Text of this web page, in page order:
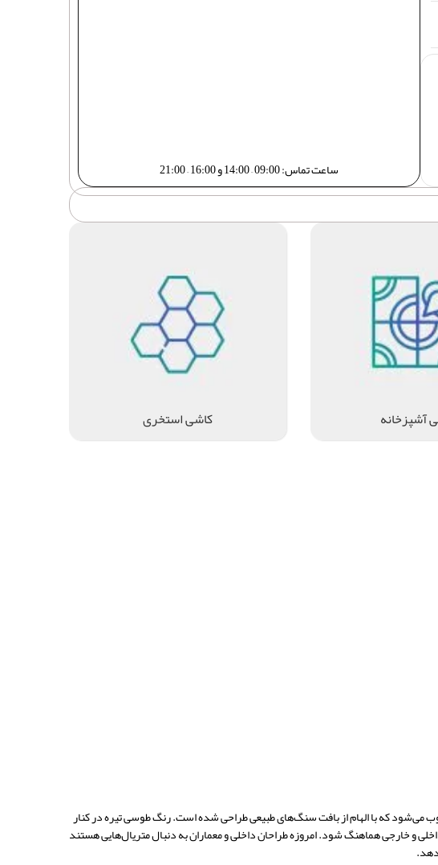
ساعت تماس: 09:00 – 14:00 و 16:00 – 21:00
آشپزخانه کاشی استخری
که با الهام از بافت سنگ‌های طبیعی طراحی شده است. رنگ طوسی تیره در کنار
و خارجی هماهنگ شود. امروزه طراحان داخلی و معماران به دنبال متریال‌هایی هستند